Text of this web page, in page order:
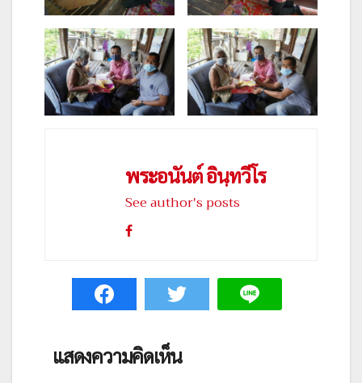
พระอนันต์ อินฺทวีโร
See author's posts
แสดงความคิดเห็น